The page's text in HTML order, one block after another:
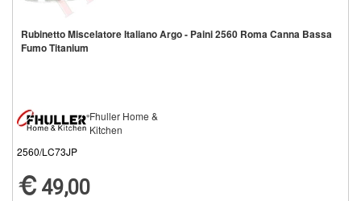
Rubinetto Miscelatore Italiano Argo - Paini 2560 Roma Canna Bassa
Fumo Titanium
Fhuller Home &
Kitchen
2560/LC73JP
49,00